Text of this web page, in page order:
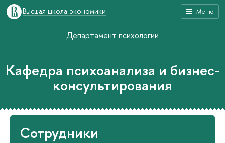
Меню
Высшая школа экономики
Департамент психологии
Кафедра психоанализа и бизнес-
консультирования
Сотрудники